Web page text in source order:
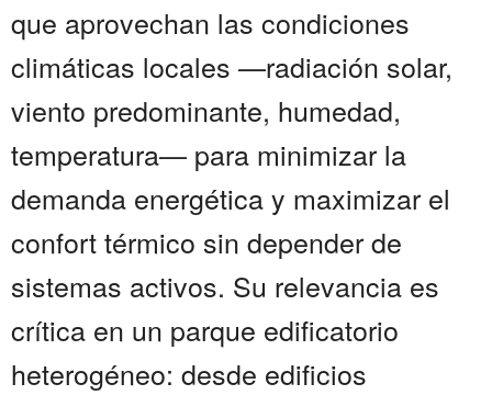
que aprovechan las condiciones
climáticas locales —radiación solar,
viento predominante, humedad,
temperatura— para minimizar la
demanda energética y maximizar el
confort térmico sin depender de
sistemas activos. Su relevancia es
crítica en un parque edificatorio
heterogéneo: desde edificios